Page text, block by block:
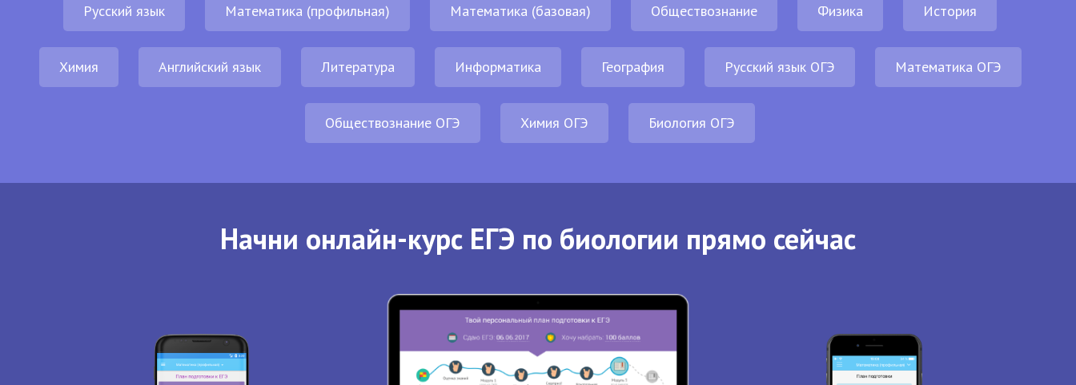
Русский язык Математика (профильная) Математика (базовая) Обществознание Физика История
Химия Английский язык Литература Информатика География Русский язык ОГЭ Математика ОГЭ
Обществознание ОГЭ Химия ОГЭ Биология ОГЭ
Начни онлайн-курс ЕГЭ по биологии прямо сейчас